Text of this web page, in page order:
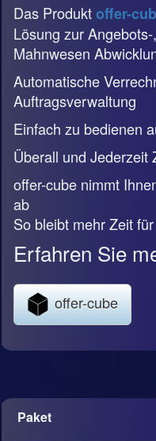
Das Produktoffer-
Lösung zur
Mahnwesen
Automatische
Auftragsverwaltung
Einfach zu bedienen
Überall und Jederzeit
offer-cube nimmt
ab
So bleibt mehr Zeit
Erfahren Sie
offer-cube
Paket